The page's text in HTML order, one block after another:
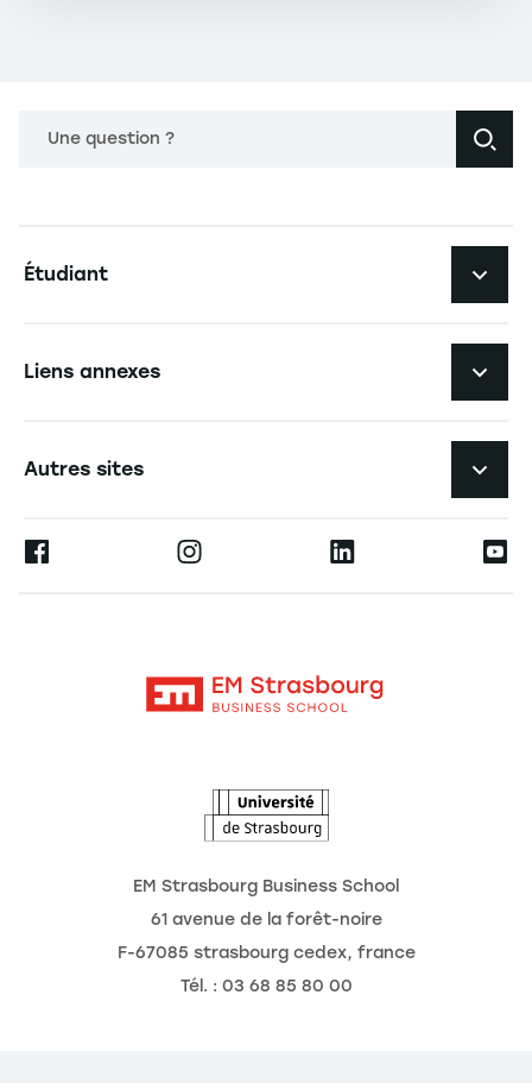
Une question ?
Étudiant
La recherche
Liens annexes
Autres sites
Ernest
EM Strasbourg Business School
61 avenue de la forêt-noire
F-67085 strasbourg cedex, france
Tél. : 03 68 85 80 00